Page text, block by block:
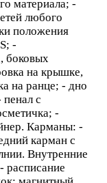
материала; -
любого
положения
-
боковых
на крышке,
на ранце; - дно
пенал с
-
Карманы: -
карман с
Внутренние
расписание